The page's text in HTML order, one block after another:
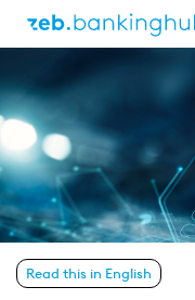
Read this in English